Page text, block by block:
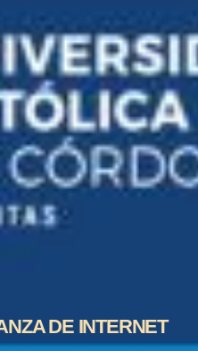
DE INTERNET